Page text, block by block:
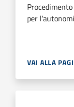
per
VAI ALLA